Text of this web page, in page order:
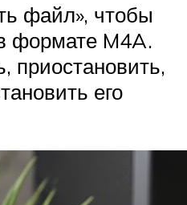
файл», чтобы
формате M4A.
приостановить,
его